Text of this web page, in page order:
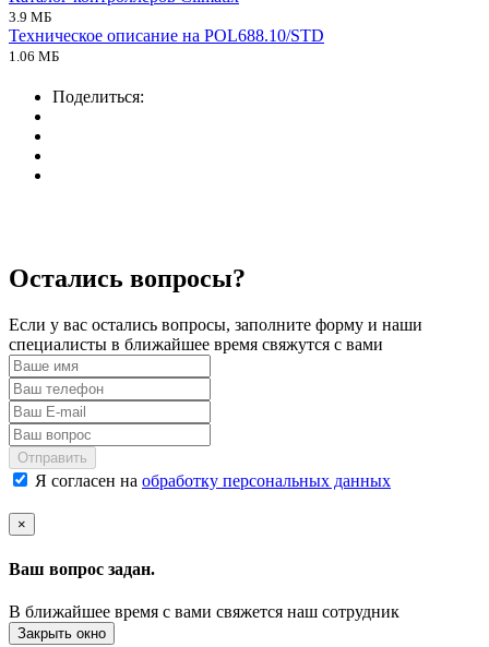
3.9 МБ
Техническое описание на POL688.10/STD
1.06 МБ
Поделиться:
Остались вопросы?
Если у вас остались вопросы, заполните форму и наши
специалисты в ближайшее время свяжутся с вами
Отправить
Я согласен на обработку персональных данных
×
Ваш вопрос задан.
В ближайшее время с вами свяжется наш сотрудник
Закрыть окно